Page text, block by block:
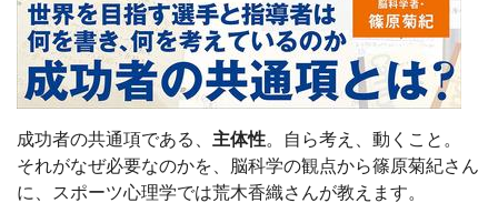
成功者の共通項である、 主体性。自ら考え、動くこと。
それがなぜ必要なのかを、脳科学の観点から篠原菊紀さん
に、スポーツ心理学では荒木香織さんが教えます。